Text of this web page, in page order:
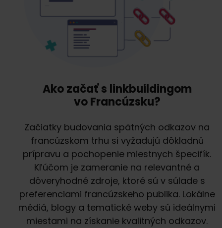
Ako začať s linkbuildingom
vo Francúzsku?
Začiatky budovania spätných odkazov na
francúzskom trhu si vyžadujú dôkladnú
prípravu a pochopenie miestnych špecifík.
Kľúčom je zameranie na relevantné a
dôveryhodné zdroje, ktoré sú v súlade s
preferenciami francúzskeho publika. Lokálne
médiá, blogy a tematické weby sú ideálnymi
miestami na získanie kvalitných odkazov.